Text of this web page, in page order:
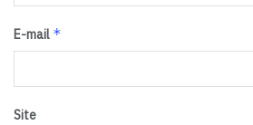
E-mail *
Site